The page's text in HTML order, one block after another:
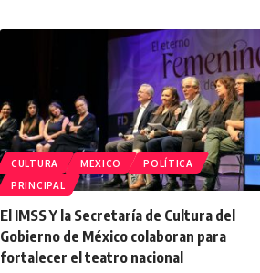
CULTURA MEXICO
POLÍTICA
PRINCIPAL
El IMSS Y la Secretaría de Cultura del
Gobierno de México colaboran para
fortalecer el teatro nacional